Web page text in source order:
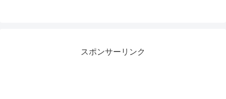
スポンサーリンク